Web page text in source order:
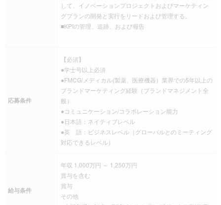
して、イノベーションプロジェクトおよびマーケティン
グプランの開発と実行をリードおよび管理する。
■KPIの管理、追跡、および報告
応募条件
【必須】
●学士号以上必須
●FMCG/メディカル(製薬、医療機器）業界での5年以上の
ブランドマーケティング経験（ブランドマネジメント全
般）
●コミュニケーション/コラボレーション能力
●日本語：ネイティブレベル
●英 語：ビジネスレベル（グローバルとのミーティング
対応できるレベル）
給与条件
年収 1,000万円 ～ 1,250万円
賞与を含む
賞与
その他